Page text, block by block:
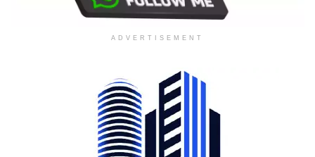
ADVERTISEMENT